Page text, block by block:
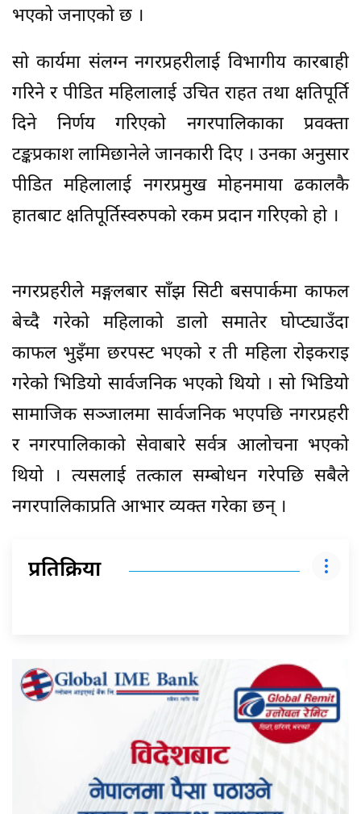
भएको जनाएको छ ।
सो कार्यमा संलग्न नगरप्रहरीलाई विभागीय कारबाही
गरिने र पीडित महिलालाई उचित राहत तथा क्षतिपूर्ति
दिने निर्णय गरिएको नगरपालिकाका प्रवक्ता
टङ्कप्रकाश लामिछानेले जानकारी दिए । उनका अनुसार
पीडित महिलालाई नगरप्रमुख मोहनमाया ढकालकै
हातबाट क्षतिपूर्तिस्वरुपको रकम प्रदान गरिएको हो ।
नगरप्रहरीले मङ्गलबार साँझ सिटी बसपार्कमा काफल
बेच्दै गरेको महिलाको डालो समातेर घोप्ट्याउँदा
काफल भुइँमा छरपस्ट भएको र ती महिला रोइकराइ
गरेको भिडियो सार्वजनिक भएको थियो । सो भिडियो
सामाजिक सञ्जालमा सार्वजनिक भएपछि नगरप्रहरी
र नगरपालिकाको सेवाबारे सर्वत्र आलोचना भएको
थियो । त्यसलाई तत्काल सम्बोधन गरेपछि सबैले
नगरपालिकाप्रति आभार व्यक्त गरेका छन् ।
प्रतिक्रिया